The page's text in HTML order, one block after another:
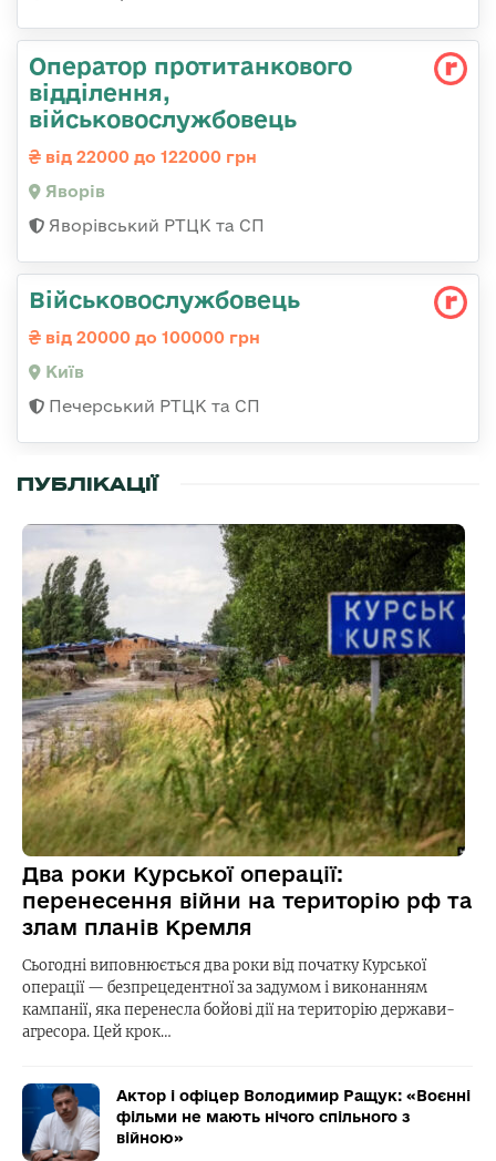
Оператор протитанкового
відділення,
військовослужбовець
від 22000 до 122000 грн
Яворів
Яворівський РТЦК та СП
Військовослужбовець
від 20000 до 100000 грн
Київ
Печерський РТЦК та СП
ПУБЛІКАЦІЇ
Два роки Курської операції:
перенесення війни на територію рф та
злам планів Кремля
Сьогодні виповнюється два роки від початку Курської
операції — безпрецедентної за задумом і виконанням
кампанії, яка перенесла бойові дії на територію держави-
агресора. Цей крок…
Актор і офіцер Володимир Ращук: «Воєнні
фільми не мають нічого спільного з
війною»